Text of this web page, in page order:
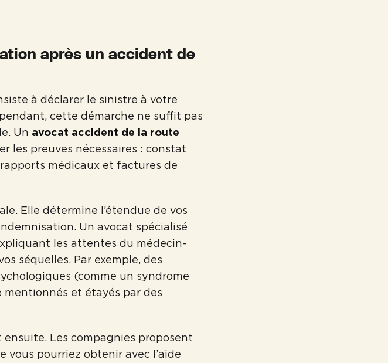
après un accident de
à déclarer le sinistre à votre
cette démarche ne suffit pas
Un avocat accident de la route
les preuves nécessaires : constat
médicaux et factures de
Elle détermine l’étendue de vos
Un avocat spécialisé
les attentes du médecin-
séquelles. Par exemple, des
(comme un syndrome
et étayés par des
Les compagnies proposent
vous pourriez obtenir avec l’aide